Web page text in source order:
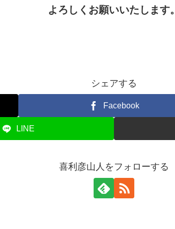
よろしくお願いいたします。
シェアする
Facebook
LINE
喜利彦山人をフォローする